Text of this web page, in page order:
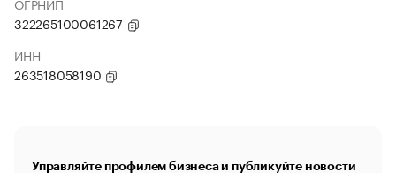
322265100061267
ИНН
263518058190
Управляйте профилем бизнеса и публикуйте новости